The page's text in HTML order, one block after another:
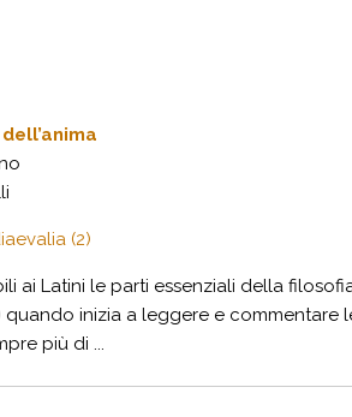
(2)
ai Latini le parti essenziali della
quando inizia a leggere e
più di ...